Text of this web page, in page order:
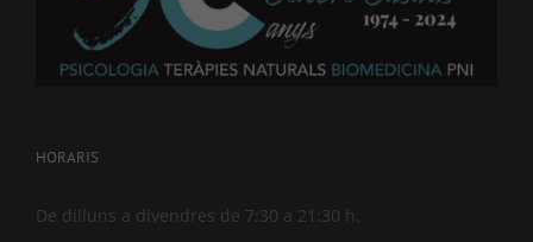
HORARIS
De dilluns a divendres de 7:30 a 21:30 h.